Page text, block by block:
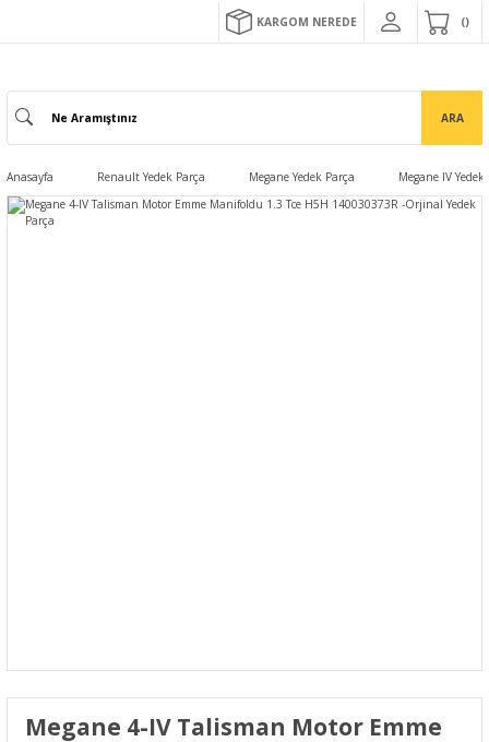
KARGOM NEREDE
ARA
Anasayfa Renault Yedek Parça Megane Yedek Parça Megane IV Yedek
Megane 4-IV Talisman Motor Emme